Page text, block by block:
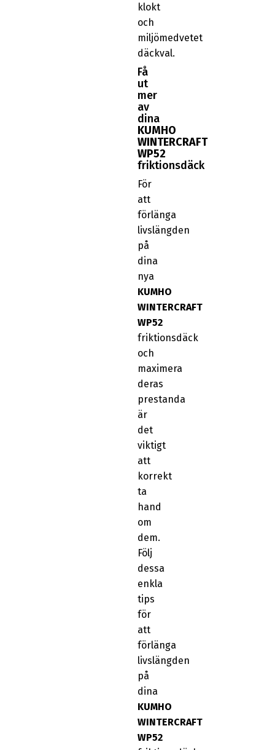
klokt
och
miljömedvetet
däckval.
Få
ut
mer
av
dina
KUMHO
WINTERCRAFT
WP52
friktionsdäck
För
att
förlänga
livslängden
på
dina
nya
KUMHO
WINTERCRAFT
WP52
friktionsdäck
och
maximera
deras
prestanda
är
det
viktigt
att
korrekt
ta
hand
om
dem.
Följ
dessa
enkla
tips
för
att
förlänga
livslängden
på
dina
KUMHO
WINTERCRAFT
WP52